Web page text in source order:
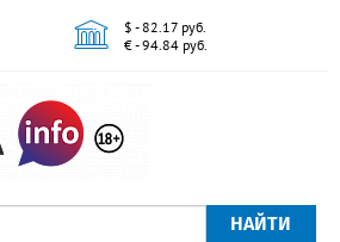
$ - 82.17 руб.
€ - 94.84 руб.
НАЙТИ